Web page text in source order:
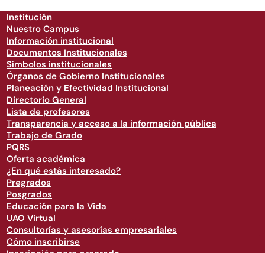
Institución
Nuestro Campus
Información institucional
Documentos Institucionales
Símbolos institucionales
Órganos de Gobierno Institucionales
Planeación y Efectividad Institucional
Directorio General
Lista de profesores
Transparencia y acceso a la información pública
Trabajo de Grado
PQRS
Oferta académica
¿En qué estás interesado?
Pregrados
Posgrados
Educación para la Vida
UAO Virtual
Consultorías y asesorías empresariales
Cómo inscribirse